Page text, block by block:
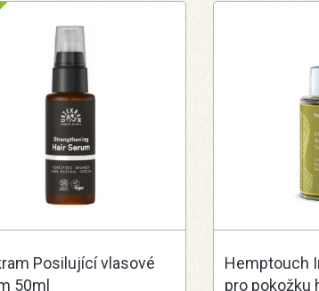
Posilující vlasové
50ml
Hemptouch
pro pokožku